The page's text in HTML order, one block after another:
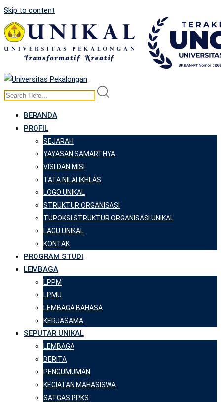
Skip to content
BERANDA
PROFIL
SEJARAH
YAYASAN SAMARTHYA
VISI DAN MISI
TATA NILAI IKHLAS
LOGO UNIKAL
STRUKTUR ORGANISASI
TUPOKSI STRUKTUR ORGANISASI UNIKAL
LAGU UNIKAL
KONTAK
PROGRAM STUDI
LEMBAGA
LPPM
LPMU
LEMBAGA BAHASA
KERJASAMA
SEPUTAR UNIKAL
LEMBAGA
BERITA
PENGUMUMAN
KEGIATAN MAHASISWA
SATGAS PPKS